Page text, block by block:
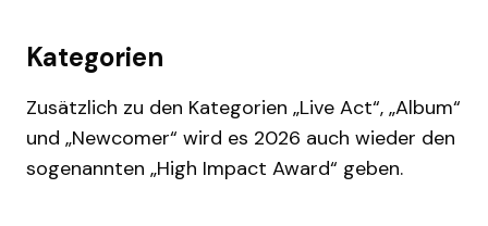
Kategorien
Zusätzlich zu den Kategorien „Live Act“, „Album“
und „Newcomer“ wird es 2026 auch wieder den
sogenannten „High Impact Award“ geben.